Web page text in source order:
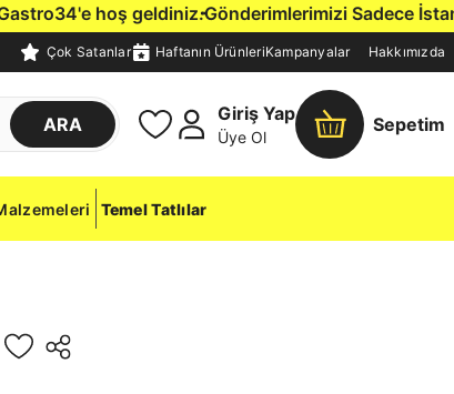
hoş geldiniz.Gönderimlerimizi Sadece
Çok Satanlar Haftanın ÜrünleriKampanyalar Hakkımızda
ARA
Giriş Yap
Üye Ol
Sepetim
Temel Tatlılar